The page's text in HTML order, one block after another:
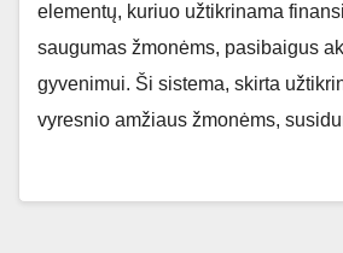
elementų, kuriuo užtikrinama
saugumas žmonėms, pasibaigus
gyvenimui. Ši sistema, skirta
vyresnio amžiaus žmonėms,